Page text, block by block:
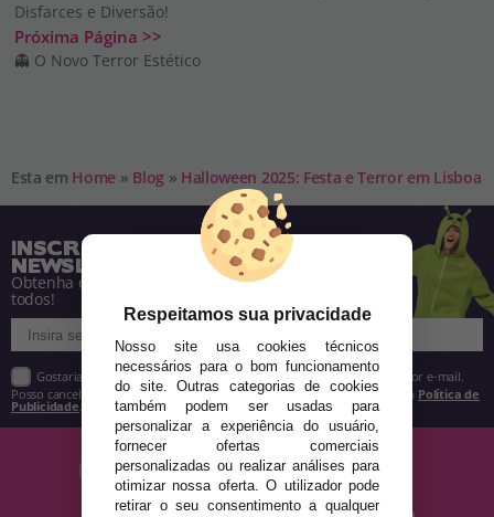
Disfarces e Diversão!
Próxima Página >>
👻 O Novo Terror Estético
Esta em Home » Blog » Halloween 2025: Festa e Terror em Lisboa
INSCREVA-SE NA NOSSA
NEWSLETTER
Obtenha descontos e saiba de tudo antes de
todos!
Gostaria de receber descontos exclusivos, novidades e tendências por e-mail.
Posso cancelar a inscrição a qualquer momento, conforme estipulado na Política de
Publicidade.
Respeitamos sua privacidade
Nosso site usa cookies técnicos
necessários para o bom funcionamento
do site. Outras categorias de cookies
também podem ser usadas para
personalizar a experiência do usuário,
fornecer ofertas comerciais
personalizadas ou realizar análises para
otimizar nossa oferta. O utilizador pode
retirar o seu consentimento a qualquer